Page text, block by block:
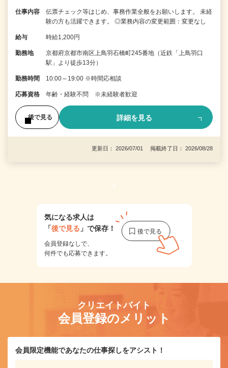
仕事内容
伝票チェック等はじめ、事務作業全般をお願いします。 未経
験の方も活躍できます。 ◎業務内容の変更範囲：変更なし
給与 時給1,200円
勤務地
京都府京都市南区上鳥羽石橋町245番地（近鉄「上鳥羽口
駅」より徒歩13分）
勤務時間 10:00～19:00 ※時間応相談
応募資格 年齢・経験不問 ※未経験者歓迎
後で見る 詳細を見る
更新日： 2026/07/01 掲載終了日： 2026/08/28
1
気になる求人は
「後で見る 」で保存！
会員登録なしで、
何件でも応募できます。
クリエイトバイト
会員登録のメリット
会員限定機能であなたの仕事探しをアシスト！